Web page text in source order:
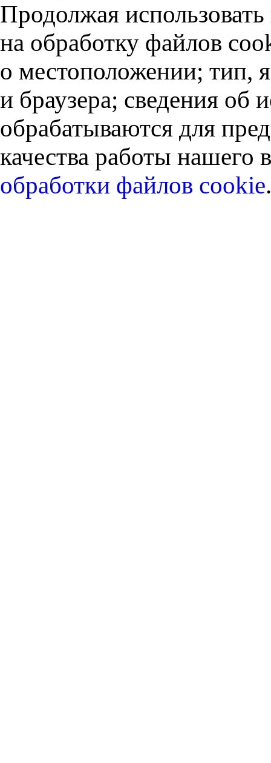
Продолжая
на обработку файлов
о местоположении; тип,
и браузера; сведения об
обрабатываются для
качества работы нашего
обработки файлов cookie.